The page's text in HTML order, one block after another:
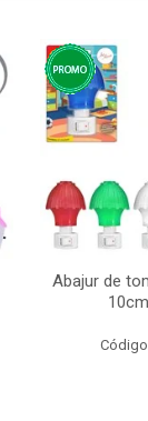
Abajur de